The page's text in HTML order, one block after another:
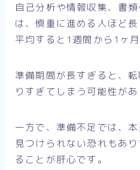
自己分析や情報収集、書
は、慎重に進める人ほど
平均すると1週間から1ヶ
準備期間が長すぎると、
りすぎてしまう可能性があ
一方で、準備不足では、
見つけられない恐れもあ
ることが肝心です。